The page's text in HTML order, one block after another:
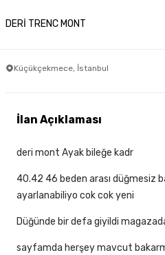
DERİ TRENC MONT
Küçükçekmece, İstanbul
İlan Açıklaması
deri mont Ayak bileğe kadr
40.42 46 beden arası düğmesiz
ayarlanabiliyo cok cok yeni
Düğünde bir defa giyildi
sayfamda herşey mavcut